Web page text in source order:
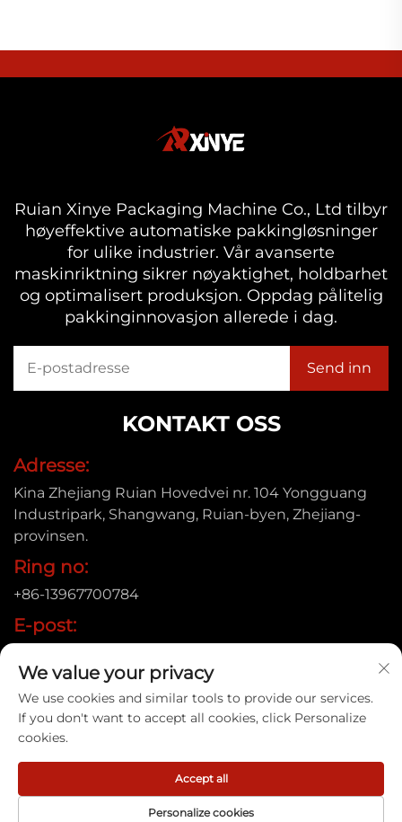
Ruian Xinye Packaging Machine Co., Ltd tilbyr
høyeffektive automatiske pakkingløsninger
for ulike industrier. Vår avanserte
maskinriktning sikrer nøyaktighet, holdbarhet
og optimalisert produksjon. Oppdag pålitelig
pakkinginnovasjon allerede i dag.
KONTAKT OSS
Adresse:
Kina Zhejiang Ruian Hovedvei nr. 104 Yongguang
Industripark, Shangwang, Ruian-byen, Zhejiang-
provinsen.
Ring no:
+86-13967700784
E-post:
Opphavsrett © 2025 Ruian Xinye Packaging Machine Co.,
We value your privacy
We use cookies and similar tools to provide our services.
If you don't want to accept all cookies, click Personalize
cookies.
Personalize cookies
Accept all